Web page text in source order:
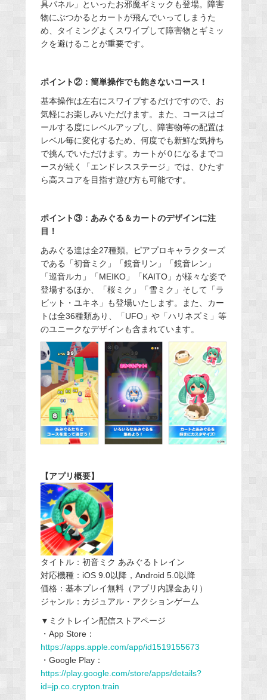
具パネル」といったお邪魔ギミックも登場。障害
物にぶつかるとカートが飛んでいってしまうた
め、タイミングよくスワイプして障害物とギミッ
クを避けることが重要です。
ポイント②：簡単操作でも飽きないコース！
基本操作は左右にスワイプするだけですので、お
気軽にお楽しみいただけます。また、コースはゴ
ールする度にレベルアップし、障害物等の配置は
レベル毎に変化するため、何度でも新鮮な気持ち
で挑んでいただけます。カートが０になるまでコ
ースが続く「エンドレスステージ」では、ひたす
ら高スコアを目指す遊び方も可能です。
ポイント③：あみぐる＆カートのデザインに注
目！
あみぐる達は全27種類。ピアプロキャラクターズ
である「初音ミク」「鏡音リン」「鏡音レン」
「巡音ルカ」「MEIKO」「KAITO」が様々な姿で
登場するほか、「桜ミク」「雪ミク」そして「ラ
ビット・ユキネ」も登場いたします。また、カー
トは全36種類あり、「UFO」や「ハリネズミ」等
のユニークなデザインも含まれています。
【アプリ概要】
タイトル：初音ミク あみぐるトレイン
対応機種：iOS 9.0以降，Android 5.0以降
価格：基本プレイ無料（アプリ内課金あり）
ジャンル：カジュアル・アクションゲーム
▼ミクトレイン配信ストアページ
・App Store：
https://apps.apple.com/app/id1519155673
・Google Play：
https://play.google.com/store/apps/details?
id=jp.co.crypton.train